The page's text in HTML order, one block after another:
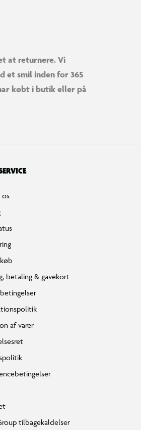
at returnere. Vi
et smil inden for 365
købt i butik eller på
os
betaling & gavekort
af varer
tilbagekaldelser